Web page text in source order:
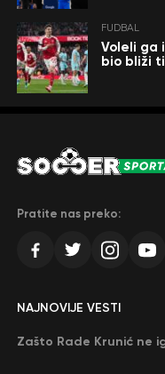
FUDBAL
Voleli ga
bio bliži
Pratite nas preko:
NAJNOVIJE VESTI